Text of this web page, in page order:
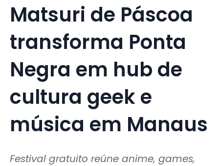
Matsuri de Páscoa
transforma Ponta
Negra em hub de
cultura geek e
música em Manaus
Festival gratuito reúne anime, games,